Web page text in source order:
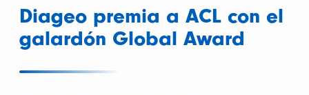
Diageo premia a ACL con el
galardón Global Award